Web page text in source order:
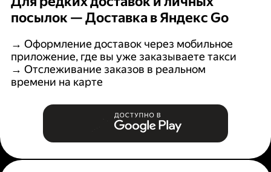
посылок — Доставка в Яндекс Go
→ Оформление доставок через мобильное
приложение, где вы уже заказываете такси
→ Отслеживание заказов в реальном
времени на карте